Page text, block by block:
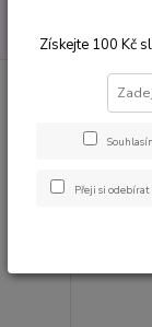
téma:
Získejte 100 Kč
Přeji si